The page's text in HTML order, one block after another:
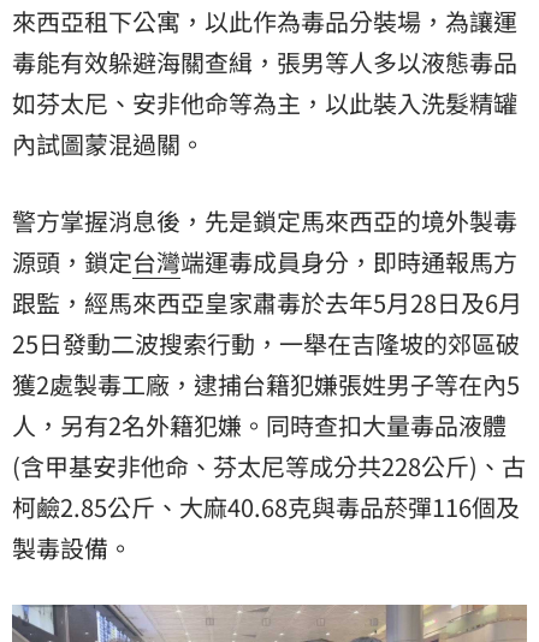
來西亞租下公寓，以此作為毒品分裝場，為讓運
毒能有效躲避海關查緝，張男等人多以液態毒品
如芬太尼、安非他命等為主，以此裝入洗髮精罐
內試圖蒙混過關。
警方掌握消息後，先是鎖定馬來西亞的境外製毒
源頭，鎖定台灣端運毒成員身分，即時通報馬方
跟監，經馬來西亞皇家肅毒於去年5月28日及6月
25日發動二波搜索行動，一舉在吉隆坡的郊區破
獲2處製毒工廠，逮捕台籍犯嫌張姓男子等在內5
人，另有2名外籍犯嫌。同時查扣大量毒品液體
(含甲基安非他命、芬太尼等成分共228公斤)、古
柯鹼2.85公斤、大麻40.68克與毒品菸彈116個及
製毒設備。